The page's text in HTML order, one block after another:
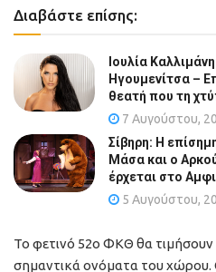
Διαβάστε επίσης:
Ιουλία
Ηγουμενίτσα –
θεατή που τη
7 Αυγούστου,
Σίβηρη: Η
Μάσα και ο
έρχεται στο
5 Αυγούστου,
Το φετινό 52ο ΦΚΘ θα τιμήσουν
σημαντικά ονόματα του χώρου.